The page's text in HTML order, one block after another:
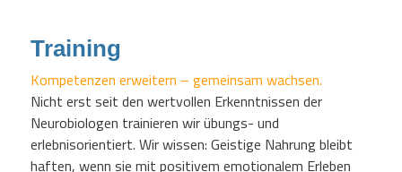
Inhalt
Inhalt
Training
Kompetenzen erweitern – gemeinsam wachsen.
Nicht erst seit den wertvollen Erkenntnissen der
Neurobiologen trainieren wir übungs- und
erlebnisorientiert. Wir wissen: Geistige Nahrung bleibt
haften, wenn sie mit positivem emotionalem Erleben